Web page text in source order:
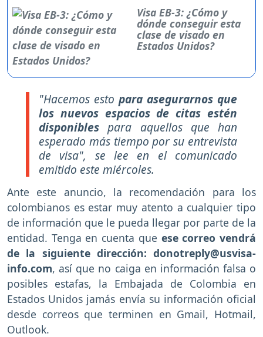
Visa EB-3: ¿Cómo y
dónde conseguir esta
clase de visado en
Estados Unidos?
"Hacemos esto para asegurarnos que
los nuevos espacios de citas estén
disponibles para aquellos que han
esperado más tiempo por su entrevista
de visa", se lee en el comunicado
emitido este miércoles.
Ante este anuncio, la recomendación para los
colombianos es estar muy atento a cualquier tipo
de información que le pueda llegar por parte de la
entidad. Tenga en cuenta que ese correo vendrá
de la siguiente dirección: donotreply@usvisa-
info.com, así que no caiga en información falsa o
posibles estafas, la Embajada de Colombia en
Estados Unidos jamás envía su información oficial
desde correos que terminen en Gmail, Hotmail,
Outlook.